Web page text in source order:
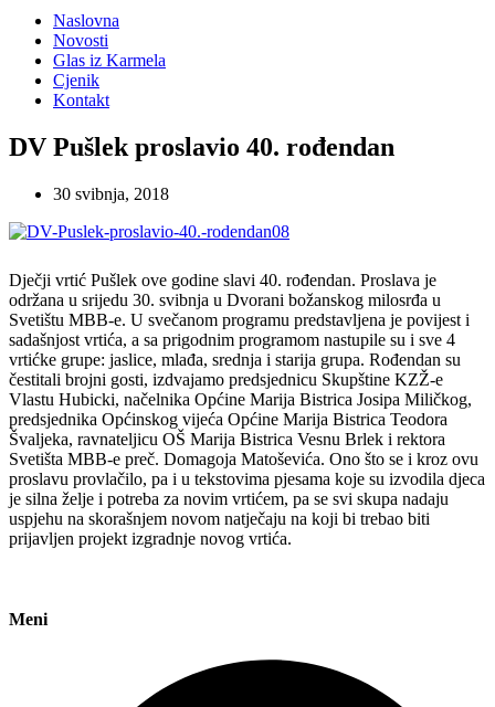
Naslovna
Novosti
Glas iz Karmela
Cjenik
Kontakt
DV Pušlek proslavio 40. rođendan
30 svibnja, 2018
Dječji vrtić Pušlek ove godine slavi 40. rođendan. Proslava je
održana u srijedu 30. svibnja u Dvorani božanskog milosrđa u
Svetištu MBB-e. U svečanom programu predstavljena je povijest i
sadašnjost vrtića, a sa prigodnim programom nastupile su i sve 4
vrtićke grupe: jaslice, mlađa, srednja i starija grupa. Rođendan su
čestitali brojni gosti, izdvajamo predsjednicu Skupštine KZŽ-e
Vlastu Hubicki, načelnika Općine Marija Bistrica Josipa Miličkog,
predsjednika Općinskog vijeća Općine Marija Bistrica Teodora
Švaljeka, ravnateljicu OŠ Marija Bistrica Vesnu Brlek i rektora
Svetišta MBB-e preč. Domagoja Matoševića. Ono što se i kroz ovu
proslavu provlačilo, pa i u tekstovima pjesama koje su izvodila djeca
je silna želje i potreba za novim vrtićem, pa se svi skupa nadaju
uspjehu na skorašnjem novom natječaju na koji bi trebao biti
prijavljen projekt izgradnje novog vrtića.
Meni